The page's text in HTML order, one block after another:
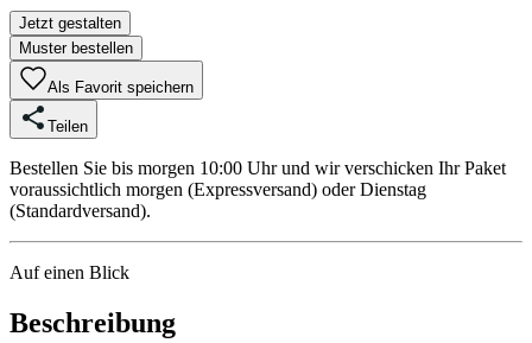
Jetzt gestalten
Muster bestellen
Als Favorit speichern
Teilen
Bestellen Sie bis morgen 10:00 Uhr und wir verschicken Ihr Paket
voraussichtlich morgen (Expressversand) oder Dienstag
(Standardversand).
Auf einen Blick
Beschreibung